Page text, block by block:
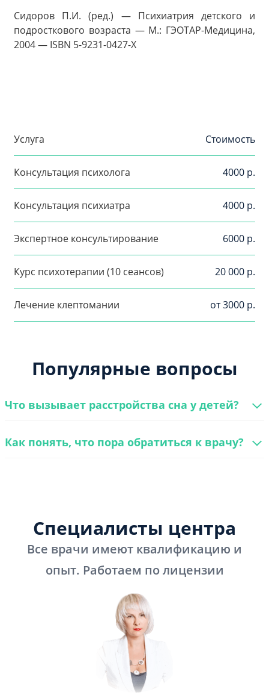
Сидоров П.И. (ред.) — Психиатрия детского и
подросткового возраста — М.: ГЭОТАР-Медицина,
2004 — ISBN 5-9231-0427-X
Услуга Стоимость
Консультация психолога 4000 р.
Консультация психиатра 4000 р.
Экспертное консультирование 6000 р.
Курс психотерапии (10 сеансов) 20 000 р.
Лечение клептомании от 3000 р.
Популярные вопросы
Что вызывает расстройства сна у детей?
Как понять, что пора обратиться к врачу?
Специалисты центра
Все врачи имеют квалификацию и
опыт. Работаем по лицензии